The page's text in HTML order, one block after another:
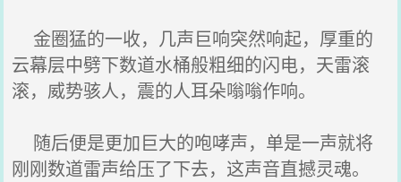
金圈猛的一收，几声巨响突然响起，厚重的
云幕层中劈下数道水桶般粗细的闪电，天雷滚
滚，威势骇人，震的人耳朵嗡嗡作响。
随后便是更加巨大的咆哮声，单是一声就将
刚刚数道雷声给压了下去，这声音直撼灵魂。